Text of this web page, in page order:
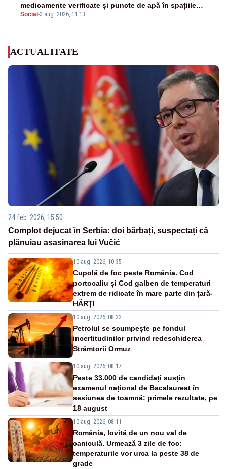
Social -3 aug. 2026, 11:13
medicamente verificate și puncte de apă în spațiile
publice
ACTUALITATE
24 feb. 2026, 15:50
Complot dejucat în Serbia: doi bărbați, suspectați că
plănuiau asasinarea lui Vučić
10 aug. 2026, 10:35
Cupolă de foc peste România. Cod
portocaliu și Cod galben de temperaturi
extrem de ridicate în mare parte din țară-
HĂRȚI
10 aug. 2026, 08:22
Petrolul se scumpește pe fondul
incertitudinilor privind redeschiderea
Strâmtorii Ormuz
10 aug. 2026, 08:17
Peste 33.000 de candidați susțin
examenul național de Bacalaureat în
sesiunea de toamnă: primele rezultate, pe
18 august
10 aug. 2026, 08:11
România, lovită de un nou val de
caniculă. Urmează 3 zile de foc:
temperaturile vor urca la peste 38 de
grade